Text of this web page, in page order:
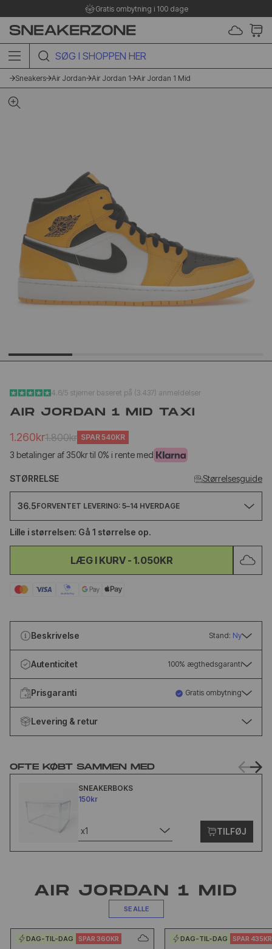
Gratis ombytning i 100 dage
SØG I SHOPPEN HER
CREAM
499kr650kr
NEW
1906L
Sneakers Air Jordan Air Jordan 1 Air Jordan 1 Mid
4.6/5 stjerner baseret på (3.437) anmeldelser
AIR JORDAN 1 MID TAXI
1.260kr1.800kr SPAR 540KR
3 betalinger af 350kr til 0% i rente med
STØRRELSE Størrelsesguide
36.5FORVENTET LEVERING: 5–14 HVERDAGE
Lille i størrelsen: Gå 1 størrelse op.
LÆG I KURV - 1.050KR
Beskrivelse Stand: Ny
Autenticitet 100% ægthedsgaranti
Prisgaranti Gratis ombytning
Levering & retur
OFTE KØBT SAMMEN MED
SNEAKERBOKS
150kr
x1 TILFØJ
AIR JORDAN 1 MID
SE ALLE
DAG-TIL-DAG SPAR 360KR DAG-TIL-DAG SPAR 435KR